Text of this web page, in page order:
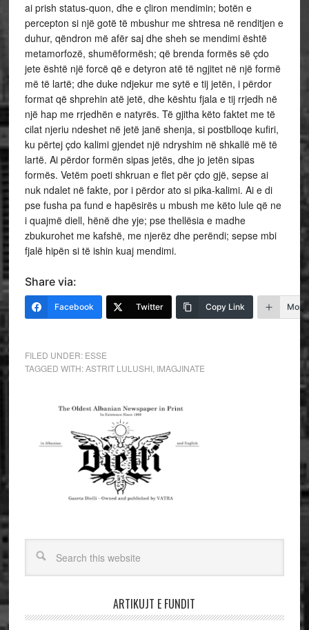
ai prish status-quon, dhe e çliron mendimin; botën e
percepton si një gotë të mbushur me shtresa në renditjen e
duhur, qëndron më afër saj dhe sheh se mendimi është
metamorfozë, shumëformësh; që brenda formës së çdo
jete është një forcë që e detyron atë të ngjitet në një formë
më të lartë; dhe duke ndjekur me sytë e tij jetën, i përdor
format që shprehin atë jetë, dhe kështu fjala e tij rrjedh në
një hap me rrjedhën e natyrës. Të gjitha këto faktet me të
cilat njeriu ndeshet në jetë janë shenja, si postblloqe kufiri,
ku përtej çdo kalimi gjendet një ndryshim në shkallë më të
lartë. Ai përdor formën sipas jetës, dhe jo jetën sipas
formës. Vetëm poeti shkruan e flet për çdo gjë, sepse ai
nuk ndalet në fakte, por i përdor ato si pika-kalimi. Ai e di
pse fusha pa fund e hapësirës u mbush me këto lule që ne
i quajmë diell, hënë dhe yje; pse thellësia e madhe
zbukurohet me kafshë, me njerëz dhe perëndi; sepse mbi
fjalë hipën si të ishin kuaj mendimi.
Share via:
Facebook Twitter Copy Link More
FILED UNDER: ESSE
TAGGED WITH:ASTRIT LULUSHI, IMAGJINATE
ARTIKUJT E FUNDIT